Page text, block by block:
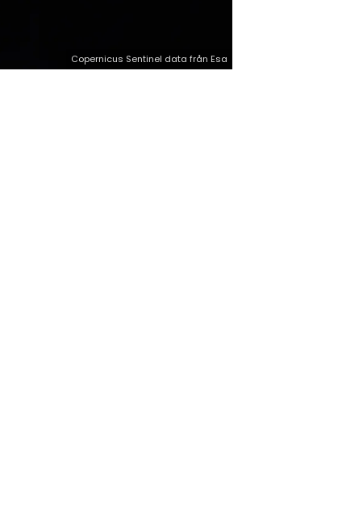
Copernicus Sentinel data från Esa